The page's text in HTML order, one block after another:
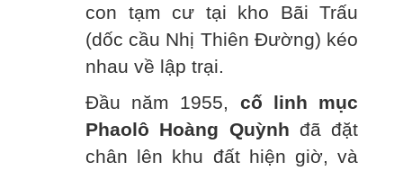
con tạm cư tại kho Bãi Trấu
(dốc cầu Nhị Thiên Đường) kéo
nhau về lập trại.
Đầu năm 1955, cố linh mục
Phaolô Hoàng Quỳnh đã đặt
chân lên khu đất hiện giờ, và